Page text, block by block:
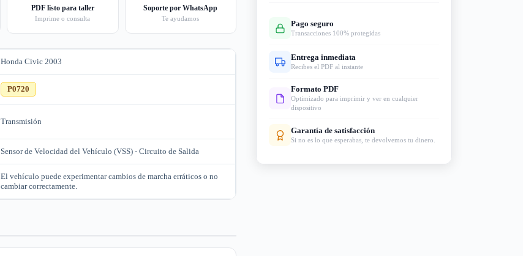
PDF listo para taller
Imprime o consulta
Soporte por WhatsApp
Te ayudamos
Honda Civic 2003
P0720
Transmisión
Sensor de Velocidad del Vehículo (VSS) - Circuito de Salida
El vehículo puede experimentar cambios de marcha erráticos o no
cambiar correctamente.
Pago seguro
Transacciones 100% protegidas
Entrega inmediata
Recibes el PDF al instante
Formato PDF
Optimizado para imprimir y ver en cualquier
dispositivo
Garantía de satisfacción
Si no es lo que esperabas, te devolvemos tu dinero.